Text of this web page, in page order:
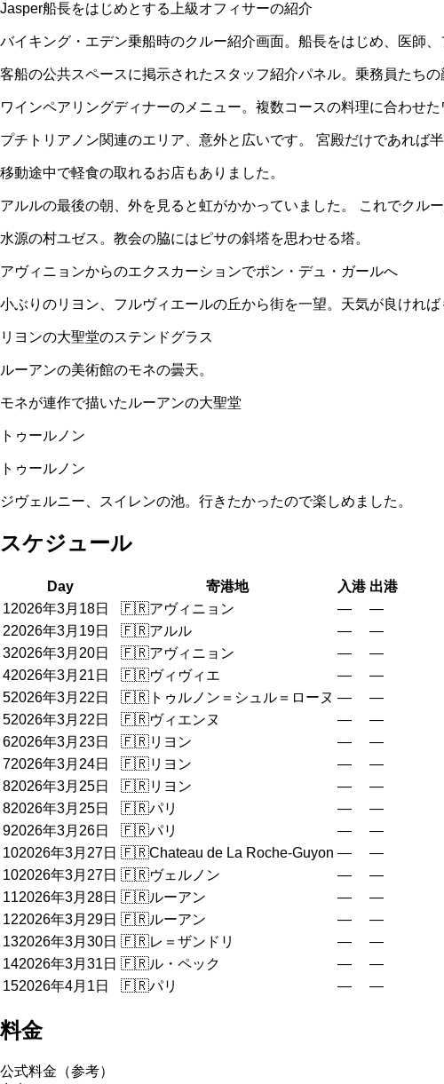
Jasper船長をはじめとする上級オフィサーの紹介
バイキング・エデン乗船時のクルー紹介画面。船長をはじめ、医師
客船の公共スペースに掲示されたスタッフ紹介パネル。乗務員たち
ワインペアリングディナーのメニュー。複数コースの料理に合わせ
プチトリアノン関連のエリア、意外と広いです。 宮殿だけであれば
移動途中で軽食の取れるお店もありました。
アルルの最後の朝、外を見ると虹がかかっていました。 これでクルー
水源の村ユゼス。教会の脇にはピサの斜塔を思わせる塔。
アヴィニョンからのエクスカーションでポン・デュ・ガールへ
小ぶりのリヨン、フルヴィエールの丘から街を一望。天気が良ければ
リヨンの大聖堂のステンドグラス
ルーアンの美術館のモネの曇天。
モネが連作で描いたルーアンの大聖堂
トゥールノン
トゥールノン
ジヴェルニー、スイレンの池。行きたかったので楽しめました。
スケジュール
Day 寄港地 入港 出港
12026年3月18日 🇫🇷アヴィニョン —
—
22026年3月19日 🇫🇷アルル —
—
32026年3月20日 🇫🇷アヴィニョン —
—
42026年3月21日 🇫🇷ヴィヴィエ —
—
52026年3月22日 🇫🇷 トゥルノン＝シュル＝ローヌ —
—
52026年3月22日 🇫🇷ヴィエンヌ —
—
62026年3月23日 🇫🇷リヨン —
—
72026年3月24日 🇫🇷リヨン —
—
82026年3月25日 🇫🇷リヨン —
—
82026年3月25日 🇫🇷パリ —
—
92026年3月26日 🇫🇷パリ —
—
102026年3月27日 🇫🇷Chateau de La Roche-Guyon —
—
102026年3月27日 🇫🇷ヴェルノン —
—
112026年3月28日 🇫🇷ルーアン —
—
122026年3月29日 🇫🇷ルーアン —
—
132026年3月30日 🇫🇷レ＝ザンドリ —
—
142026年3月31日 🇫🇷ル・ペック —
—
152026年4月1日 🇫🇷パリ — —
料金
公式料金（参考）